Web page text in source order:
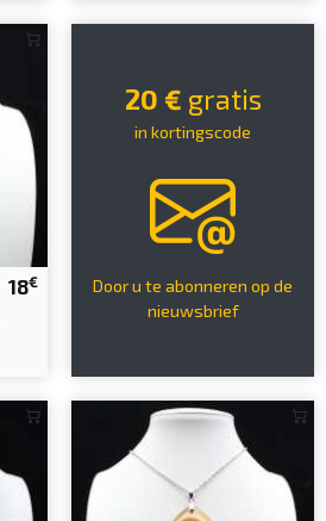
18€
20 € gratis
in kortingscode
Door u te abonneren op de
nieuwsbrief